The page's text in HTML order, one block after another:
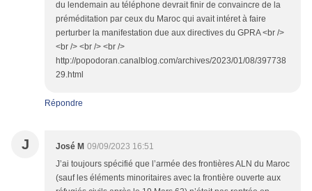
du lendemain au téléphone devrait finir de convaincre de la
préméditation par ceux du Maroc qui avait intéret à faire
perturber la manifestation due aux directives du GPRA <br />
<br /> <br /> <br />
http://popodoran.canalblog.com/archives/2023/01/08/397738
29.html
Répondre
J José M 09/09/2023 16:51
J’ai toujours spécifié que l’armée des frontières ALN du Maroc
(sauf les éléments minoritaires avec la frontière ouverte aux